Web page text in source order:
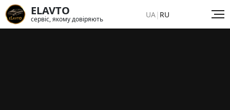
ELAVTO
сервіс, якому довіряють UA| RU